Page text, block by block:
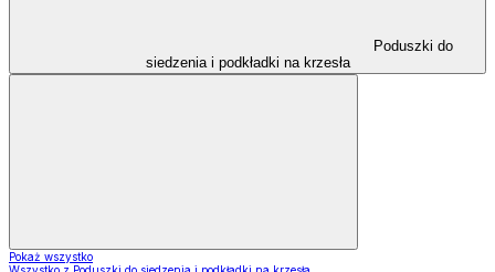
Poduszki do
siedzenia i podkładki na krzesła
Pokaż wszystko